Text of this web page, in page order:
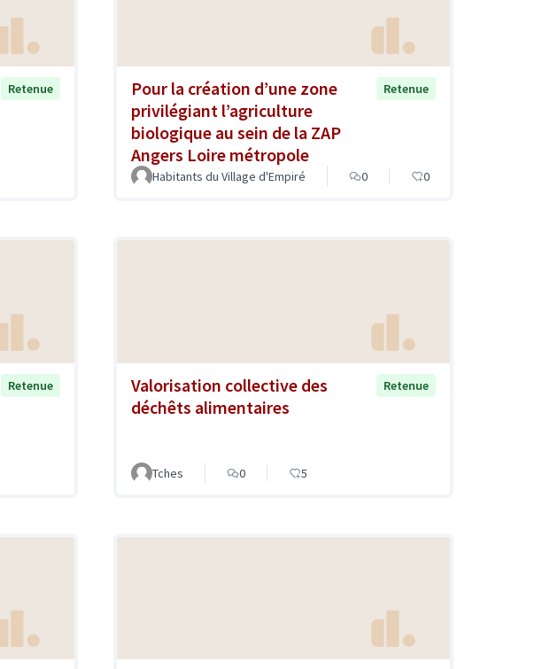
Retenue
Pour la création d’une zone
privilégiant l’agriculture
biologique au sein de la ZAP
Angers Loire métropole
Retenue
Habitants du Village d'Empiré 0 0
Retenue
Valorisation collective des
déchêts alimentaires
Retenue
Tches 0 5